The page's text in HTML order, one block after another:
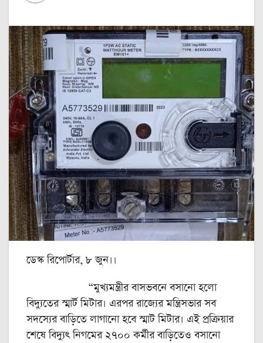
ডেস্ক রিপোর্টার, ৮ জুন।।
“মুখ্যমন্ত্রীর বাসভবনে বসানো হলো
বিদ্যুতের স্মার্ট মিটার। এরপর রাজ্যের মন্ত্রিসভার সব
সদস্যের বাড়িতে লাগানো হবে স্মাট মিটার। এই প্রক্রিয়ার
শেষে বিদ্যুৎ নিগমের ২৭০০ কর্মীর বাড়িতেও বসানো